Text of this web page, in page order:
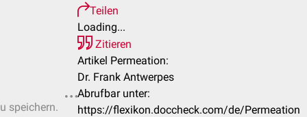
speichern.
Teilen
Loading...
Zitieren
Artikel Permeation:
Dr. Frank Antwerpes
Abrufbar unter:
https://flexikon.doccheck.com/de/Permeation